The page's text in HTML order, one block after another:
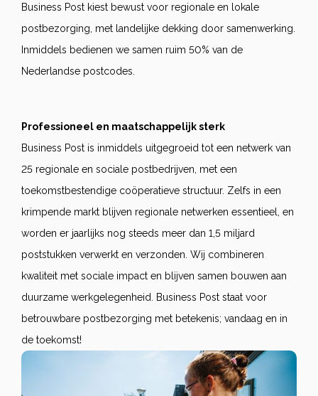
Business Post kiest bewust voor regionale en lokale
postbezorging, met landelijke dekking door samenwerking.
Inmiddels bedienen we samen ruim 50% van de
Nederlandse postcodes.
Professioneel en maatschappelijk sterk
Business Post is inmiddels uitgegroeid tot een netwerk van
25 regionale en sociale postbedrijven, met een
toekomstbestendige coöperatieve structuur. Zelfs in een
krimpende markt blijven regionale netwerken essentieel, en
worden er jaarlijks nog steeds meer dan 1,5 miljard
poststukken verwerkt en verzonden. Wij combineren
kwaliteit met sociale impact en blijven samen bouwen aan
duurzame werkgelegenheid. Business Post staat voor
betrouwbare postbezorging met betekenis; vandaag en in
de toekomst!